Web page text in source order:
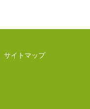
サイトマップ